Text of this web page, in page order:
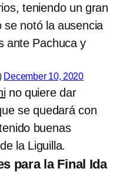
teniendo un gran
se notó la ausencia
ante Pachuca y
December 10, 2020
no quiere dar
se quedará con
buenas
la Liguilla.
para la Final Ida